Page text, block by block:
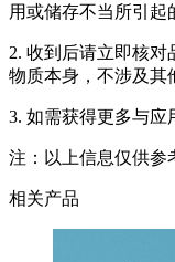
用或储存不当所引起
2. 收到后请立即核
物质本身，不涉及其
3. 如需获得更多与应
注：以上信息仅供参
相关产品